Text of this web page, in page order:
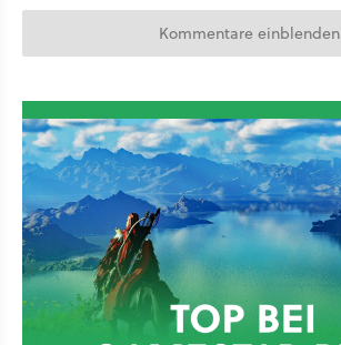
Kommentare einblenden